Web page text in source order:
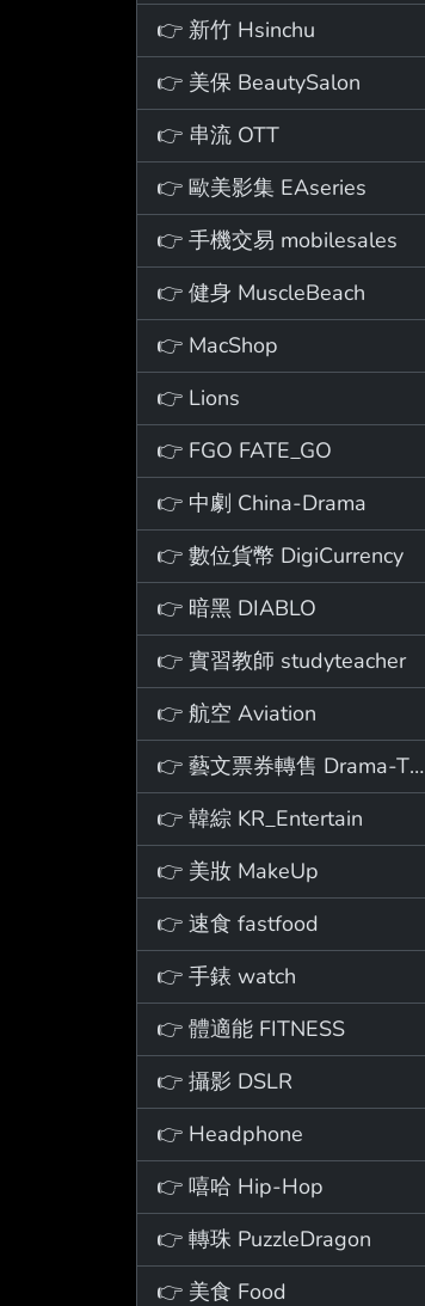
👉 新竹 Hsinchu
👉 美保 BeautySalon
👉 串流 OTT
👉 歐美影集 EAseries
👉 手機交易 mobilesales
👉 健身 MuscleBeach
👉 MacShop
👉 Lions
👉 FGO FATE_GO
👉 中劇 China-Drama
👉 數位貨幣 DigiCurrency
👉 暗黑 DIABLO
👉 實習教師 studyteacher
👉 航空 Aviation
👉 藝文票券轉售 Drama-Ticket
👉 韓綜 KR_Entertain
👉 美妝 MakeUp
👉 速食 fastfood
👉 手錶 watch
👉 體適能 FITNESS
👉 攝影 DSLR
👉 Headphone
👉 嘻哈 Hip-Hop
👉 轉珠 PuzzleDragon
👉 美食 Food